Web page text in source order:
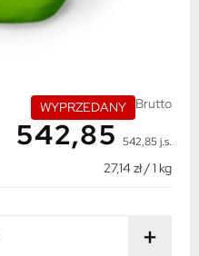
WYPRZEDANY Brutto
542,85 542,85 j.s.
27,14 zł / 1 kg
+